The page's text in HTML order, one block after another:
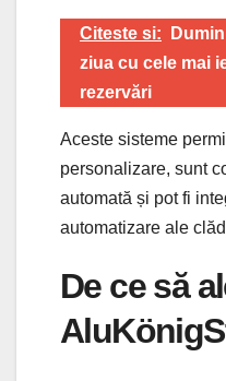
Citeste si:
ziua cu cele mai
rezervări
Aceste sisteme
personalizare, sunt
automată și pot fi
automatizare ale
De ce să